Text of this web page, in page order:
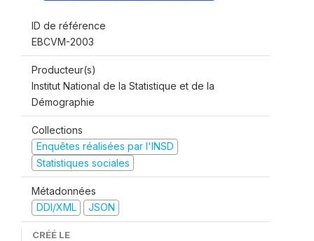
ID de référence
EBCVM-2003
Producteur(s)
Institut National de la Statistique et de la
Démographie
Collections
Enquêtes réalisées par l'INSD
Statistiques sociales
Métadonnées
DDI/XML
JSON
CRÉÉ LE